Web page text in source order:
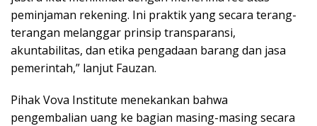
peminjaman rekening. Ini praktik yang secara terang-
terangan melanggar prinsip transparansi,
akuntabilitas, dan etika pengadaan barang dan jasa
pemerintah,” lanjut Fauzan.
Pihak Vova Institute menekankan bahwa
pengembalian uang ke bagian masing-masing secara